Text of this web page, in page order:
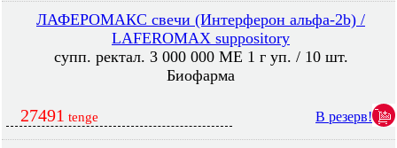
ЛАФЕРОМАКС свечи (Интерферон альфа-2b) /
LAFEROMAX suppository
супп. ректал. 3 000 000 МЕ 1 г уп. / 10 шт.
Биофарма
27491 tenge В резерв!